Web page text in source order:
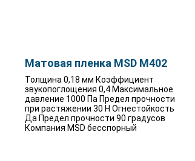
Матовая пленка MSD M402
Толщина 0,18 мм Коэффициент
звукопоглощения 0,4 Максимальное
давление 1000 Па Предел прочности
при растяжении 30 Н Огнестойкость
Да Предел прочности 90 градусов
Компания MSD бесспорный